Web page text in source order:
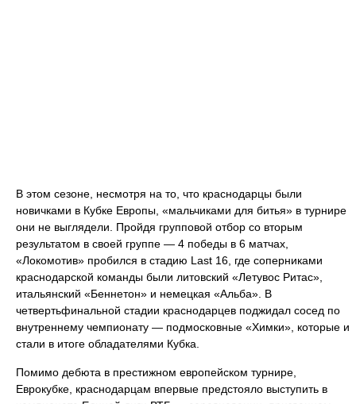
В этом сезоне, несмотря на то, что краснодарцы были
новичками в Кубке Европы, «мальчиками для битья» в турнире
они не выглядели. Пройдя групповой отбор со вторым
результатом в своей группе — 4 победы в 6 матчах,
«Локомотив» пробился в стадию Last 16, где соперниками
краснодарской команды были литовский «Летувос Ритас»,
итальянский «Беннетон» и немецкая «Альба». В
четвертьфинальной стадии краснодарцев поджидал сосед по
внутреннему чемпионату — подмосковные «Химки», которые и
стали в итоге обладателями Кубка.
Помимо дебюта в престижном европейском турнире,
Еврокубке, краснодарцам впервые предстояло выступить в